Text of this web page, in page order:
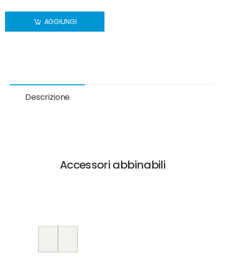
AGGIUNGI
Descrizione
Accessori abbinabili